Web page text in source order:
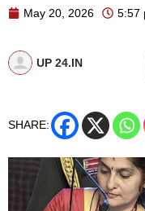
May 20, 2026 5:57
UP 24.IN
SHARE: